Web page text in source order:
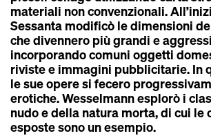
materiali non convenzionali.
Sessanta modificò le dimensioni
che divennero più grandi e
incorporando comuni oggetti
riviste e immagini pubblicitarie. In
le sue opere si fecero
erotiche. Wesselmann esplorò i
nudo e della natura morta, di cui le
esposte sono un esempio.